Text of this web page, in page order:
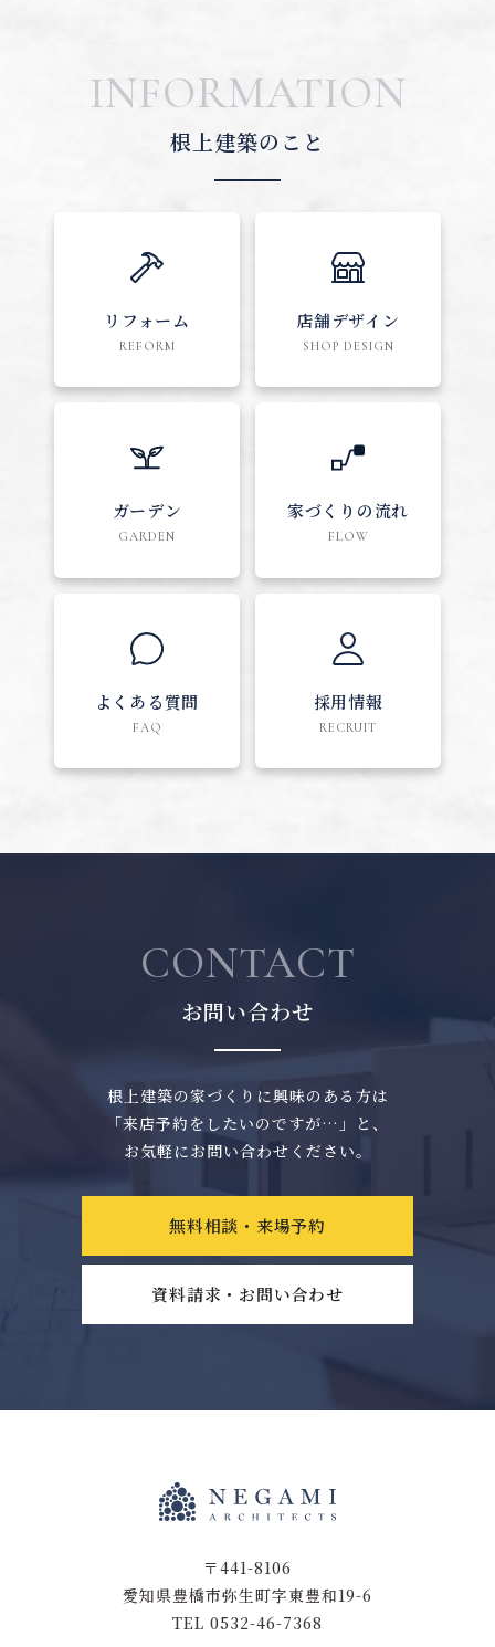
INFORMATION
根上建築のこと
リフォーム
REFORM
店舗デザイン
SHOP DESIGN
ガーデン
GARDEN
家づくりの流れ
FLOW
よくある質問
FAQ
採用情報
RECRUIT
CONTACT
お問い合わせ
根上建築の家づくりに興味のある方は
「来店予約をしたいのですが…」と、
お気軽にお問い合わせください。
無料相談・来場予約
資料請求・お問い合わせ
〒441-8106
愛知県豊橋市弥生町字東豊和19-6
TEL 0532-46-7368